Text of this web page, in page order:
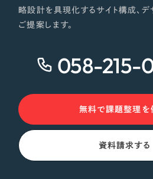
略設計を具現化するサイト構成、デ
ご提案します。
058-215-
無料で課題整理を
資料請求する